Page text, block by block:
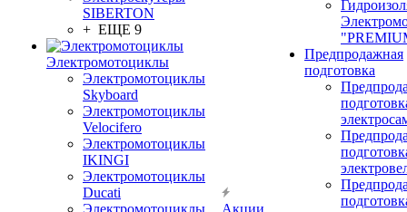
SIBERTON
+ ЕЩЕ 9
Электромотоциклы
Электромотоциклы
Skyboard
Электромотоциклы
Velocifero
Электромотоциклы
IKINGI
Электромотоциклы
Ducati
Электромотоциклы
Акции
Предпродажная
подготовка